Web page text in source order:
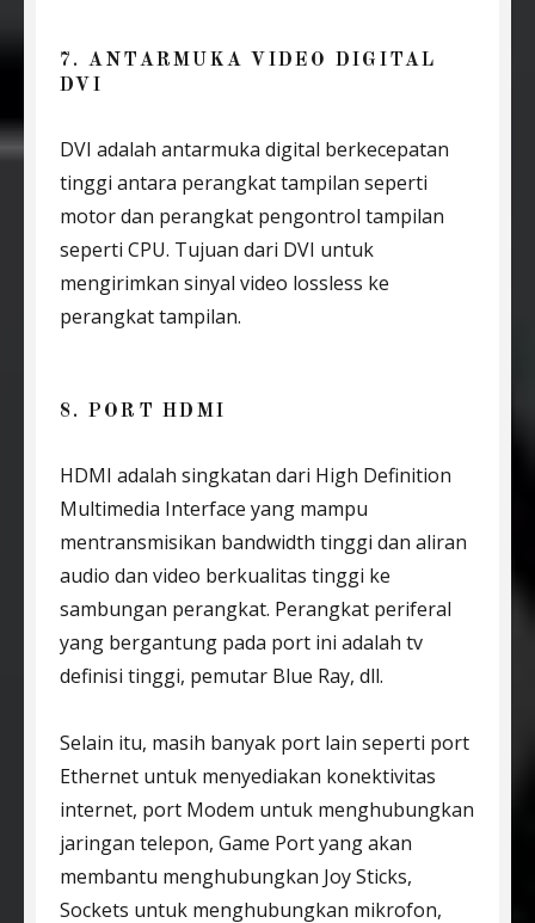
7. ANTARMUKA VIDEO DIGITAL
DVI
DVI adalah antarmuka digital berkecepatan
tinggi antara perangkat tampilan seperti
motor dan perangkat pengontrol tampilan
seperti CPU. Tujuan dari DVI untuk
mengirimkan sinyal video lossless ke
perangkat tampilan.
8. PORT HDMI
HDMI adalah singkatan dari High Definition
Multimedia Interface yang mampu
mentransmisikan bandwidth tinggi dan aliran
audio dan video berkualitas tinggi ke
sambungan perangkat. Perangkat periferal
yang bergantung pada port ini adalah tv
definisi tinggi, pemutar Blue Ray, dll.
Selain itu, masih banyak port lain seperti port
Ethernet untuk menyediakan konektivitas
internet, port Modem untuk menghubungkan
jaringan telepon, Game Port yang akan
membantu menghubungkan Joy Sticks,
Sockets untuk menghubungkan mikrofon,